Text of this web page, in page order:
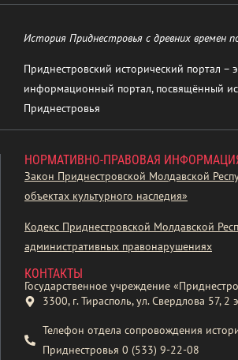
История Приднестровья с древних времен
Приднестровский исторический портал –
информационный портал, посвящённый
Приднестровья
НОРМАТИВНО-ПРАВОВАЯ
Закон Приднестровской Молдавской
объектах культурного наследия»
Кодекс Приднестровской Молдавской
административных правонарушениях
КОНТАКТЫ
Государственное учреждение
3300, г. Тирасполь, ул. Свердлова 57, 2
Телефон отдела сопровождения
Приднестровья 0 (533) 9-22-08